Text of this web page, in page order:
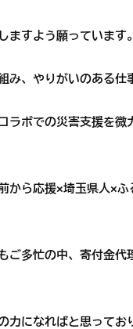
すよう願っています。
み、やりがいのある仕
ラボでの災害支援を微
から応援×埼玉県人×ふ
ご多忙の中、寄付金代
になればと思ってお